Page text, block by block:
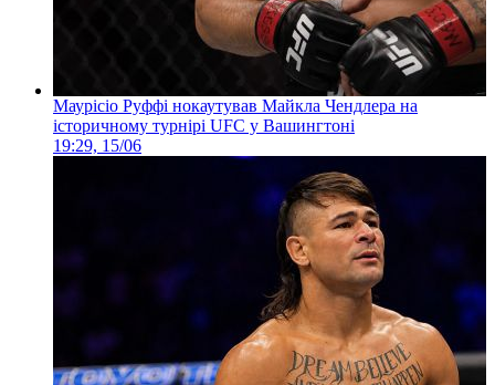
Маурісіо Руффі нокаутував Майкла Чендлера на
історичному турнірі UFC у Вашингтоні
19:29, 15/06